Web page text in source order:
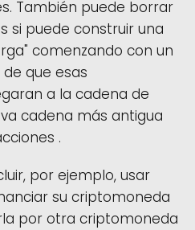
También puede borrar
si puede construir una
comenzando con un
que esas
a la cadena de
cadena más antigua
.
por ejemplo, usar
su criptomoneda
por otra criptomoneda